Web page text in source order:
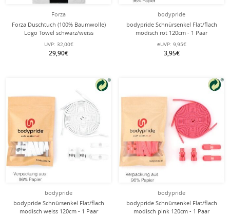
Forza
Forza Duschtuch (100% Baumwolle)
Logo Towel schwarz/weiss
140x70cm
UVP: 32,00€
29,90€
bodypride
bodypride Schnürsenkel Flat/flach
modisch rot 120cm - 1 Paar
eUVP: 9,95€
3,95€
bodypride
bodypride Schnürsenkel Flat/flach
modisch weiss 120cm - 1 Paar
bodypride
bodypride Schnürsenkel Flat/flach
modisch pink 120cm - 1 Paar